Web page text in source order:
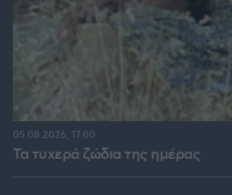
Τα τυχερά ζώδια της ημέρας
05.08.2026, 17:00